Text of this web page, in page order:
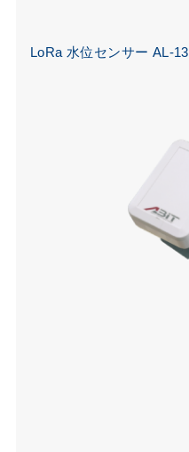
LoRa 水位センサー AL-